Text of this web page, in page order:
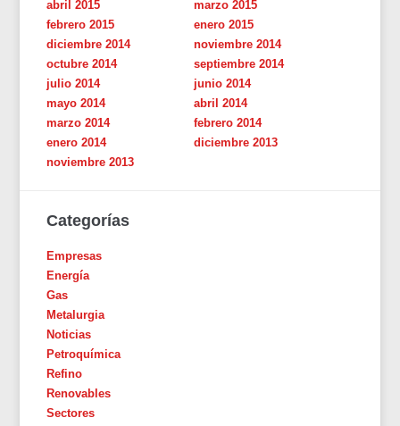
abril 2015
marzo 2015
febrero 2015
enero 2015
diciembre 2014
noviembre 2014
octubre 2014
septiembre 2014
julio 2014
junio 2014
mayo 2014
abril 2014
marzo 2014
febrero 2014
enero 2014
diciembre 2013
noviembre 2013
Categorías
Empresas
Energía
Gas
Metalurgia
Noticias
Petroquímica
Refino
Renovables
Sectores